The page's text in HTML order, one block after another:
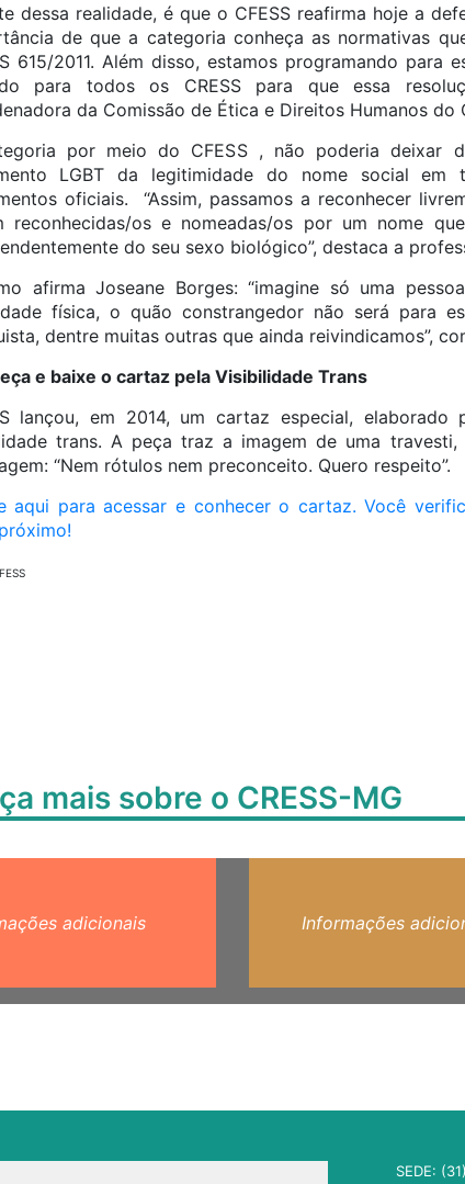
dessa realidade, é que o CFESS reafirma hoje a
de que a categoria conheça as normativas
615/2011. Além disso, estamos programando
para todos os CRESS para que essa
da Comissão de Ética e Direitos Humanos do
por meio do CFESS , não poderia deixar
LGBT da legitimidade do nome social em
oficiais. “Assim, passamos a reconhecer
reconhecidas/os e nomeadas/os por um nome
do seu sexo biológico”, destaca a
afirma Joseane Borges: “imagine só uma
física, o quão constrangedor não será para
dentre muitas outras que ainda reivindicamos”,
e baixe o cartaz pela Visibilidade Trans
lançou, em 2014, um cartaz especial,
trans. A peça traz a imagem de uma
“Nem rótulos nem preconceito. Quero respeito”.
aqui para acessar e conhecer o cartaz. Você
mais sobre o CRESS-MG
adicionais Informações
SEDE: